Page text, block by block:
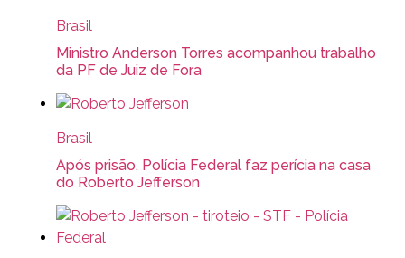
Brasil
Ministro Anderson Torres acompanhou trabalho
da PF de Juiz de Fora
Brasil
Após prisão, Polícia Federal faz perícia na casa
do Roberto Jefferson